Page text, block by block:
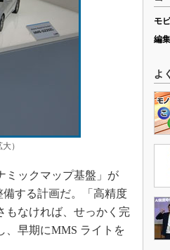
）
ミックマップ基盤」が
備する計画だ。「高精度
もなければ、せっかく完
、早期にMMS ライトを
モ
編
よ